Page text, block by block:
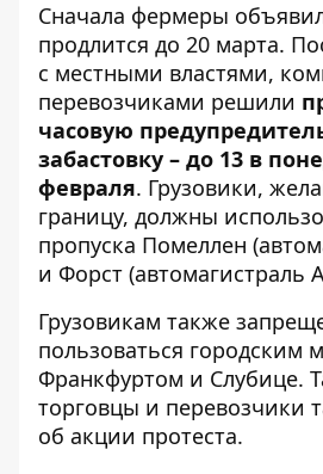
Сначала фермеры
продлится до 20 марта.
с местными властями,
перевозчиками решили
часовую
забастовку – до 13 в
февраля. Грузовики,
границу, должны
пропуска Помеллен
и Форст (автомагистраль
Грузовикам также
пользоваться городским
Франкфуртом и Слубице.
торговцы и перевозчики
об акции протеста.